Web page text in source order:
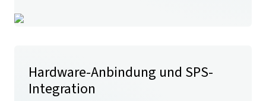
Hardware-Anbindung und SPS-
Integration